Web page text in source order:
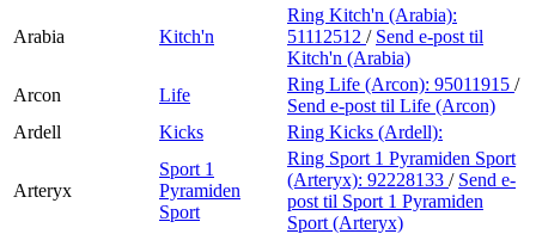
Arabia Kitch'n
Ring Kitch'n (Arabia):
51112512 / Send e-post til
Kitch'n (Arabia)
Arcon
Life
Ring Life (Arcon): 95011915 /
Send e-post til Life (Arcon)
Ardell
Kicks Ring Kicks (Ardell):
Arteryx
Sport 1
Pyramiden
Sport
Ring Sport 1 Pyramiden Sport
(Arteryx): 92228133 / Send e-
post til Sport 1 Pyramiden
Sport (Arteryx)